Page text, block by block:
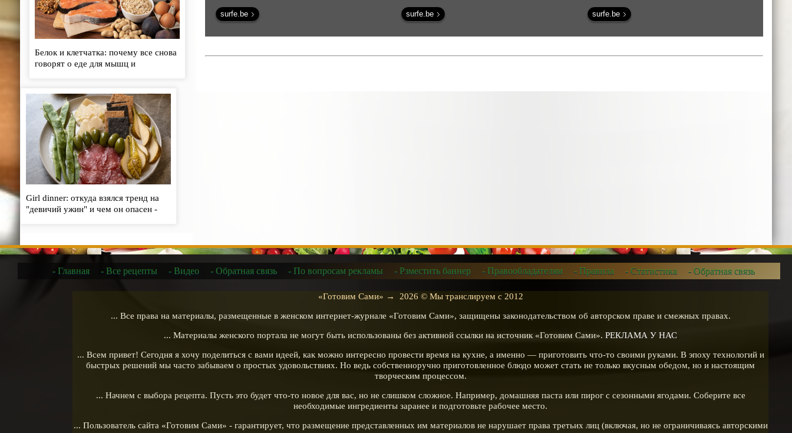
Белок и клетчатка: почему все снова
говорят о еде для мышц и
Girl dinner: откуда взялся тренд на
"девичий ужин" и чем он опасен -
surfe.be surfe.be surfe.be
- Главная - Все рецепты - Видео - Обратная связь - По вопросам рекламы - Рзместить баннер - Правообладателям - Правила - Статистика - Обратная связь
«Готовим Сами» → 2026 © Мы транслируем с 2012
... Все права на материалы, размещенные в женском интернет-журнале «Готовим Сами», защищены законодательством об авторском праве и смежных правах.
... Материалы женского портала не могут быть использованы без активной ссылки на источник «Готовим Сами». РЕКЛАМА У НАС
... Всем привет! Сегодня я хочу поделиться с вами идеей, как можно интересно провести время на кухне, а именно — приготовить что-то своими руками. В эпоху технологий и
быстрых решений мы часто забываем о простых удовольствиях. Но ведь собственноручно приготовленное блюдо может стать не только вкусным обедом, но и настоящим
творческим процессом.
... Начнем с выбора рецепта. Пусть это будет что-то новое для вас, но не слишком сложное. Например, домашняя паста или пирог с сезонными ягодами. Соберите все
необходимые ингредиенты заранее и подготовьте рабочее место.
... Пользователь сайта «Готовим Сами» - гарантирует, что размещение представленных им материалов не нарушает права третьих лиц (включая, но не ограничиваясь авторскими